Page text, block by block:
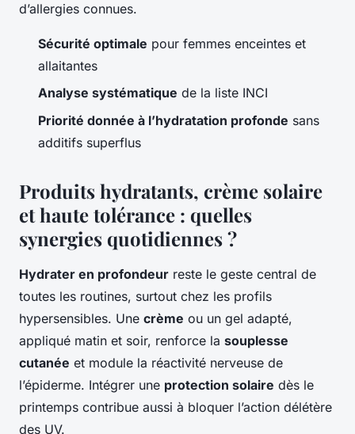
d’allergies connues.
Sécurité optimale pour femmes enceintes et
allaitantes
Analyse systématique de la liste INCI
Priorité donnée à l’hydratation profonde sans
additifs superflus
Produits hydratants, crème solaire
et haute tolérance : quelles
synergies quotidiennes ?
Hydrater en profondeur reste le geste central de
toutes les routines, surtout chez les profils
hypersensibles. Une crème ou un gel adapté,
appliqué matin et soir, renforce la souplesse
cutanée et module la réactivité nerveuse de
l’épiderme. Intégrer une protection solaire dès le
printemps contribue aussi à bloquer l’action délétère
des UV.